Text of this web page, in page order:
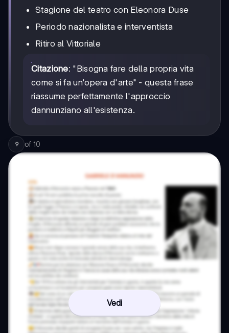
Stagione del teatro con Eleonora Duse
Periodo nazionalista e interventista
Ritiro al Vittoriale
Citazione: "Bisogna fare della propria vita
come si fa un'opera d'arte" - questa frase
riassume perfettamente l'approccio
dannunziano all'esistenza.
9 of 10
Vedi